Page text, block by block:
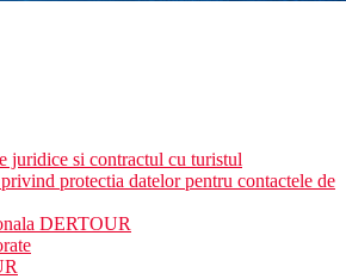
juridice si contractul cu turistul
protectia datelor pentru contactele de
DERTOUR